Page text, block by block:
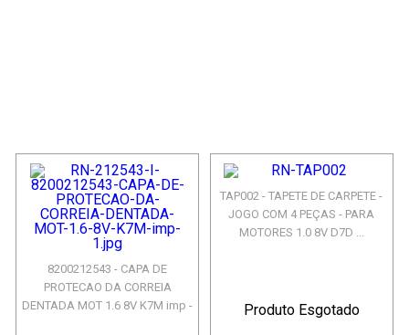
8200212543 - CAPA DE
PROTECAO DA CORREIA
DENTADA MOT 1.6 8V K7M imp -
TAP002 - TAPETE DE CARPETE -
JOGO COM 4 PEÇAS - PARA
MOTORES 1.0 8V D7D ...
Produto Esgotado